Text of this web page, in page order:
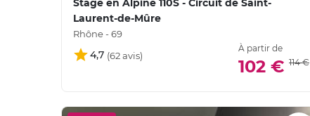
Stage en Alpine 110S - Circuit de Saint-
Laurent-de-Mûre
Rhône - 69
4,7
À partir de
102 € 114 €